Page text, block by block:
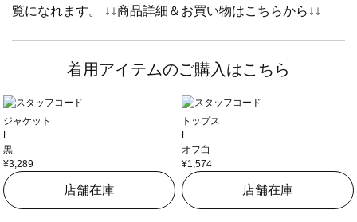
覧になれます。 ↓↓商品詳細＆お買い物はこちらから↓↓
着用アイテムのご購入はこちら
ジャケット
L
黒
¥3,289
店舗在庫
トップス
L
オフ白
¥1,574
店舗在庫